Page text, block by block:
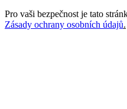
Pro vaši bezpečnost je tato
Zásady ochrany osobních údajů.